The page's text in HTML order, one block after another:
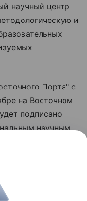
научный центр
и
Порта" с
на Восточном
подписано
научным
поддержку